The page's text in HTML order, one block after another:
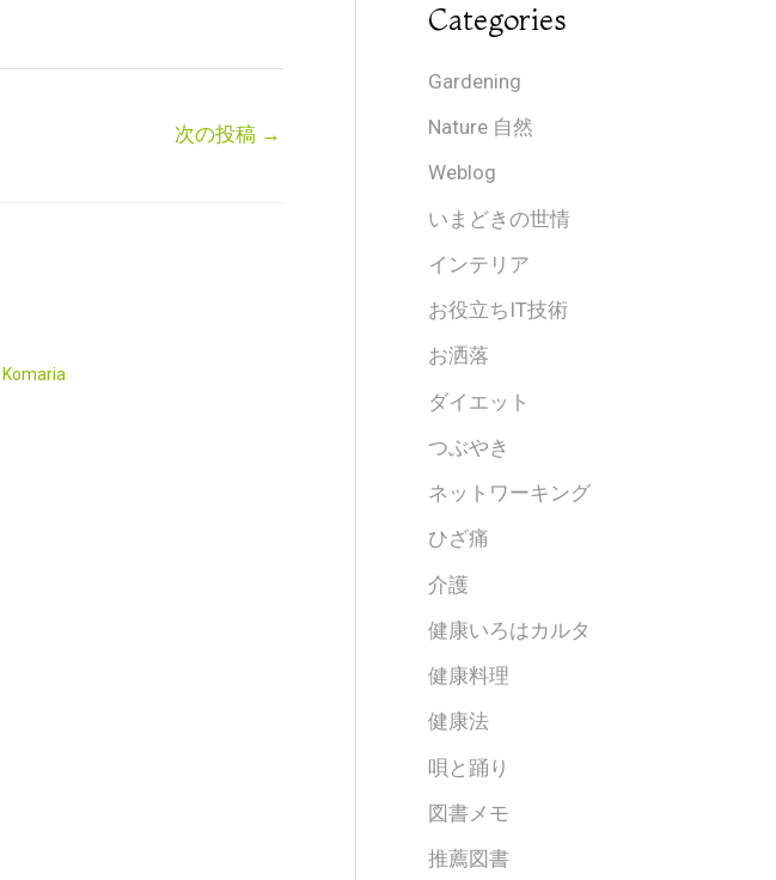
次の投稿 →
Komaria
Categories
Gardening
Nature 自然
Weblog
いまどきの世情
インテリア
お役立ちIT技術
お洒落
ダイエット
つぶやき
ネットワーキング
ひざ痛
介護
健康いろはカルタ
健康料理
健康法
唄と踊り
図書メモ
推薦図書